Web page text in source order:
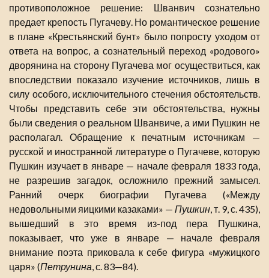
противоположное решение: Шванвич сознательно
предает крепость Пугачеву. Но романтическое решение
в плане «Крестьянский бунт» было попросту уходом от
ответа на вопрос, а сознательный переход «родового»
дворянина на сторону Пугачева мог осуществиться, как
впоследствии показало изучение источников, лишь в
силу особого, исключительного стечения обстоятельств.
Чтобы представить себе эти обстоятельства, нужны
были сведения о реальном Шванвиче, а ими Пушкин не
располагал. Обращение к печатным источникам —
русской и иностранной литературе о Пугачеве, которую
Пушкин изучает в январе — начале февраля 1833 года,
не разрешив загадок, осложнило прежний замысел.
Ранний очерк биографии Пугачева («Между
недовольными яицкими казаками» — Пушкин, т. 9, с. 435),
вышедший в это время из-под пера Пушкина,
показывает, что уже в январе — начале февраля
внимание поэта приковала к себе фигура «мужицкого
царя» (Петрунина, с. 83—84).